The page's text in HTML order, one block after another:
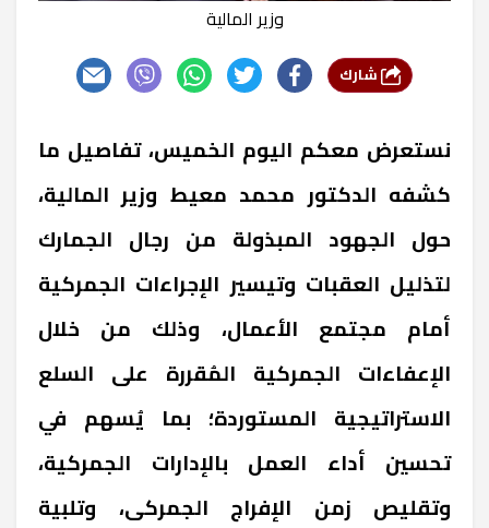
وزير المالية
نستعرض معكم اليوم الخميس، تفاصيل ما
كشفه الدكتور محمد معيط وزير المالية،
حول الجهود المبذولة من رجال الجمارك
لتذليل العقبات وتيسير الإجراءات الجمركية
أمام مجتمع الأعمال، وذلك من خلال
الإعفاءات الجمركية المُقررة على السلع
الاستراتيجية المستوردة؛ بما يُسهم في
تحسين أداء العمل بالإدارات الجمركية،
وتقليص زمن الإفراج الجمركى، وتلبية